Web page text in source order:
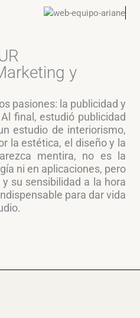
y
pasiones: la publicidad y
final, estudió publicidad
estudio de interiorismo,
la estética, el diseño y la
mentira, no es la
ni en aplicaciones, pero
su sensibilidad a la hora
para dar vida